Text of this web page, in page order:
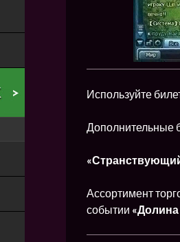
Используйте
Дополнительные
Ассортимент
событии
NEW
NEW